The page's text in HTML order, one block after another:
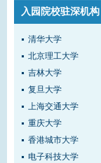
入园院校驻深机构
清华大学
北京理工大学
吉林大学
复旦大学
上海交通大学
重庆大学
香港城市大学
电子科技大学